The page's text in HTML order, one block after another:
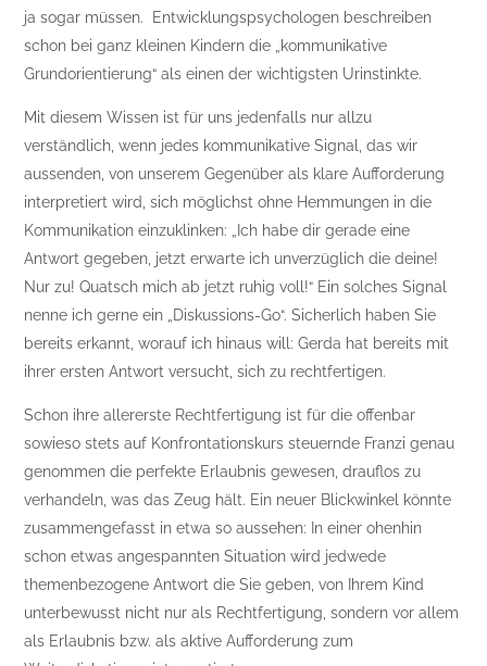
ja sogar müssen. Entwicklungspsychologen beschreiben
schon bei ganz kleinen Kindern die „kommunikative
Grundorientierung“ als einen der wichtigsten Urinstinkte.
Mit diesem Wissen ist für uns jedenfalls nur allzu
verständlich, wenn jedes kommunikative Signal, das wir
aussenden, von unserem Gegenüber als klare Aufforderung
interpretiert wird, sich möglichst ohne Hemmungen in die
Kommunikation einzuklinken: „Ich habe dir gerade eine
Antwort gegeben, jetzt erwarte ich unverzüglich die deine!
Nur zu! Quatsch mich ab jetzt ruhig voll!“ Ein solches Signal
nenne ich gerne ein „Diskussions-Go“. Sicherlich haben Sie
bereits erkannt, worauf ich hinaus will: Gerda hat bereits mit
ihrer ersten Antwort versucht, sich zu rechtfertigen.
Schon ihre allererste Rechtfertigung ist für die offenbar
sowieso stets auf Konfrontationskurs steuernde Franzi genau
genommen die perfekte Erlaubnis gewesen, drauflos zu
verhandeln, was das Zeug hält. Ein neuer Blickwinkel könnte
zusammengefasst in etwa so aussehen: In einer ohenhin
schon etwas angespannten Situation wird jedwede
themenbezogene Antwort die Sie geben, von Ihrem Kind
unterbewusst nicht nur als Rechtfertigung, sondern vor allem
als Erlaubnis bzw. als aktive Aufforderung zum